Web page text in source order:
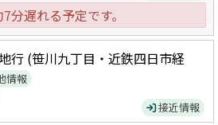
分遅れる予定です。
行 (笹川九丁目・近鉄四日市経
情報
接近情報